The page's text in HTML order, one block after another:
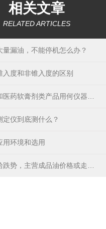
相关文章
RELATED ARTICLES
量漏油，不能停机怎么办？
入度和非锥入度的区别
定仪到底测什么？
用环境和选用